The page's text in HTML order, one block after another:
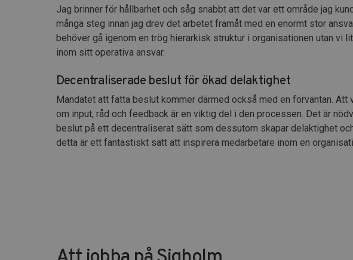
Jag brinner för hållbarhet och såg snabbt att det var ett område jag
många steg innan jag drev det arbetet framåt med en enormt stor
behöver gå igenom en trög hierarkisk struktur i organisationen utan vi
inom sitt operativa ansvar.
Decentraliserade beslut för ökad delaktighet
Mandatet att fatta beslut kommer därmed också med en förväntan.
om input, råd och feedback är en viktig del i den processen. Det är
beslut på ett decentraliserat sätt som dessutom skapar delaktighet
detta är ett fantastiskt sätt att inspirera medarbetare inom en